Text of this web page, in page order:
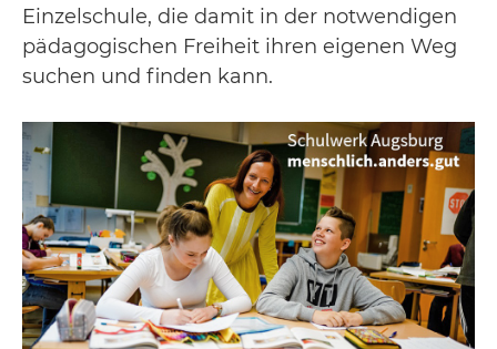
Einzelschule, die damit in der notwendigen
pädagogischen Freiheit ihren eigenen Weg
suchen und finden kann.